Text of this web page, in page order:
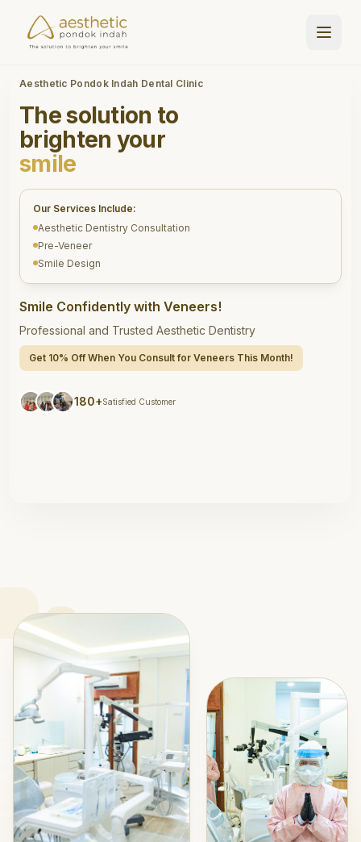
Aesthetic Pondok Indah Dental Clinic
The solution to
brighten your
smile
Our Services Include:
Aesthetic Dentistry Consultation
Pre-Veneer
Smile Design
Smile Confidently with Veneers!
Professional and Trusted Aesthetic Dentistry
Get 10% Off When You Consult for Veneers This Month!
180+Satisfied Customer